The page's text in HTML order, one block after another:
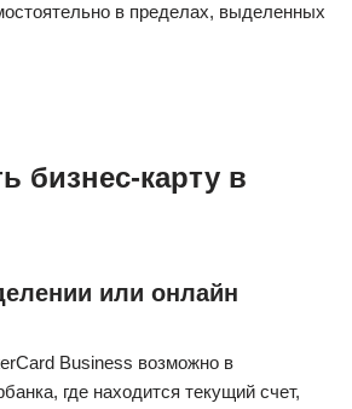
в пределах, выделенных
бизнес-карту в
или онлайн
Business возможно в
где находится текущий счет,